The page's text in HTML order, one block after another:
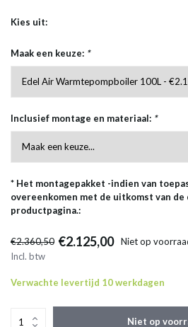
Kies uit:
Maak een keuze: *
Inclusief montage en materiaal: *
* Het montagepakket -indien van
overeenkomen met de uitkomst van
productpagina.:
€2.360,50 €2.125,00
Niet op
Incl. btw
Verwachte levertijd 10 werkdagen
Niet op